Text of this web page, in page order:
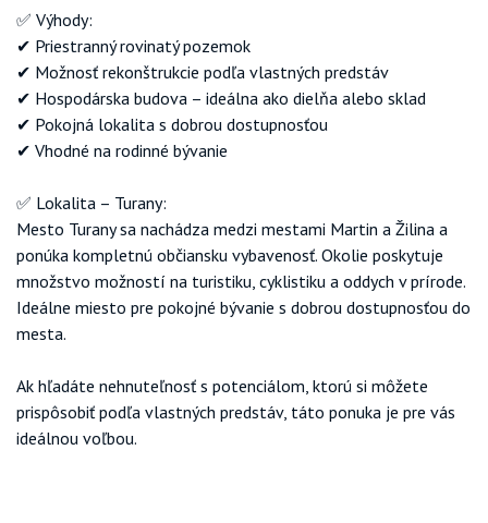
✅ Výhody:
✔ Priestranný rovinatý pozemok
✔ Možnosť rekonštrukcie podľa vlastných predstáv
✔ Hospodárska budova – ideálna ako dielňa alebo sklad
✔ Pokojná lokalita s dobrou dostupnosťou
✔ Vhodné na rodinné bývanie
✅ Lokalita – Turany:
Mesto Turany sa nachádza medzi mestami Martin a Žilina a
ponúka kompletnú občiansku vybavenosť. Okolie poskytuje
množstvo možností na turistiku, cyklistiku a oddych v prírode.
Ideálne miesto pre pokojné bývanie s dobrou dostupnosťou do
mesta.
Ak hľadáte nehnuteľnosť s potenciálom, ktorú si môžete
prispôsobiť podľa vlastných predstáv, táto ponuka je pre vás
ideálnou voľbou.